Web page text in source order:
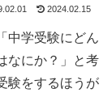
2024.02.15
中学受験にどん
なにか？」と考
験をするほうが